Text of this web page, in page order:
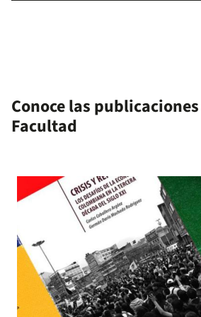
Conoce las
Facultad